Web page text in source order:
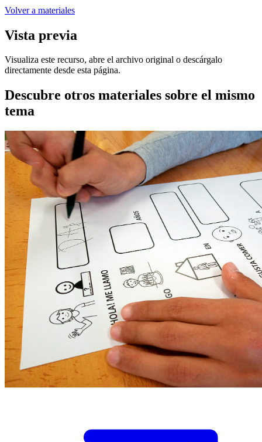
Volver a materiales
Vista previa
Visualiza este recurso, abre el archivo original o descárgalo
directamente desde esta página.
Descubre otros materiales sobre el mismo
tema